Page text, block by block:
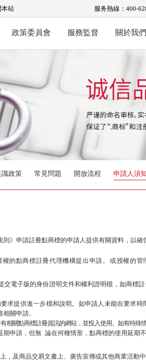
本站 服务熱線：400-
政策委員會 服務監督 關於我們
政策 常見問題 開放流程 申請人須
》申請註冊點商標的申請人提供有關資料，以確
的點商標註冊代理機構提出申請。 或授權的管
交電子版的身份證明文件和權利證明檔，如商標
求提供進一步檔和說明。如申請人未能在要求時
關申請。
相關點商標註冊資訊的網站，並投入使用。如有特殊
期申請，但無 論在何種情形，點商標的使用延期不
，及商品交易文書上、廣告宣傳或其他商業活動中